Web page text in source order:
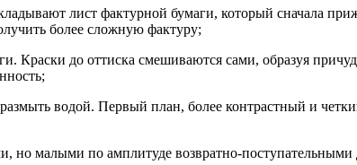
лист фактурной бумаги, который сначала
более сложную фактуру;
Краски до оттиска смешиваются сами, образуя
водой. Первый план, более контрастный и
но малыми по амплитуде возвратно-